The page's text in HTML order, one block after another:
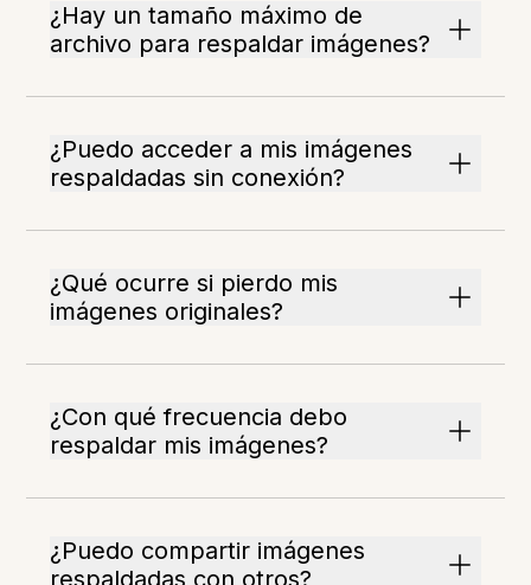
¿Hay un tamaño máximo de
archivo para respaldar imágenes?
¿Puedo acceder a mis imágenes
respaldadas sin conexión?
¿Qué ocurre si pierdo mis
imágenes originales?
¿Con qué frecuencia debo
respaldar mis imágenes?
¿Puedo compartir imágenes
respaldadas con otros?